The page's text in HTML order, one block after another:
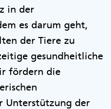
in der
es darum geht,
der Tiere zu
gesundheitliche
fördern die
Unterstützung der